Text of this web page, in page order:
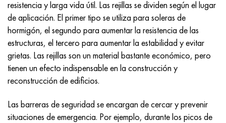
resistencia y larga vida útil. Las rejillas se dividen según el lugar
de aplicación. El primer tipo se utiliza para soleras de
hormigón, el segundo para aumentar la resistencia de las
estructuras, el tercero para aumentar la estabilidad y evitar
grietas. Las rejillas son un material bastante económico, pero
tienen un efecto indispensable en la construcción y
reconstrucción de edificios.
Las barreras de seguridad se encargan de cercar y prevenir
situaciones de emergencia. Por ejemplo, durante los picos de
Nimónico 90
Nimónico 263
Haynes 25
Haynes 188
Haynes 230
tubo de precisión
H70MFV
AM-350 - ams 5548
AM-355 - ams 5547
Custom 450® - uns S45000
Ascoloy griego 418
Tubería resistente a la corrosión
45Х14Н14В2М
50X14MF
65X13
90X18MF
95X18
ac35g2, 36smnpb14, 1.0765
38x2n2ma, 34CrNiMo6, 40NiCrMo7
40hn2ma, 34CrNiMo4, 36hnm
38hs, 37hs
38XA, 37Cr4, AISI 5135